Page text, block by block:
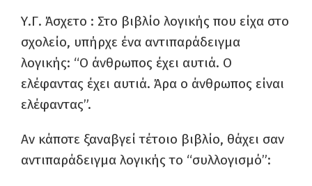
Υ.Γ. Άσχετο : Στο βιβλίο λογικής που είχα στο
σχολείο, υπήρχε ένα αντιπαράδειγμα
λογικής: “Ο άνθρωπος έχει αυτιά. Ο
ελέφαντας έχει αυτιά. Άρα ο άνθρωπος είναι
ελέφαντας”.
Αν κάποτε ξαναβγεί τέτοιο βιβλίο, θάχει σαν
αντιπαράδειγμα λογικής το “συλλογισμό”: